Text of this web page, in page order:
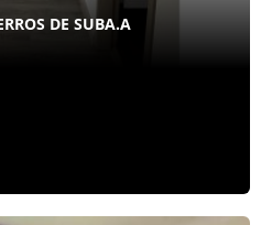
DE SUBA.A